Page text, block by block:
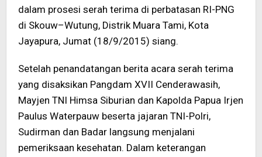
dalam prosesi serah terima di perbatasan RI-PNG
di Skouw–Wutung, Distrik Muara Tami, Kota
Jayapura, Jumat (18/9/2015) siang.
Setelah penandatangan berita acara serah terima
yang disaksikan Pangdam XVII Cenderawasih,
Mayjen TNI Himsa Siburian dan Kapolda Papua Irjen
Paulus Waterpauw beserta jajaran TNI-Polri,
Sudirman dan Badar langsung menjalani
pemeriksaan kesehatan. Dalam keterangan